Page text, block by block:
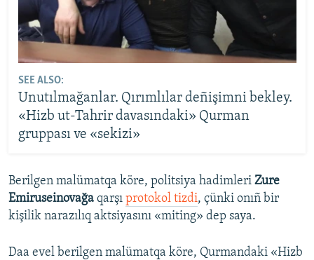
SEE ALSO:
Unutılmağanlar. Qırımlılar deñişimni bekley.
«Hizb ut-Tahrir davasındaki» Qurman
gruppası ve «sekizi»
Berilgen malümatqa köre, politsiya hadimleri Zure
Emiruseinovağa qarşı protokol tizdi, çünki onıñ bir
kişilik narazılıq aktsiyasını «miting» dep saya.
Daa evel berilgen malümatqa köre, Qurmandaki «Hizb